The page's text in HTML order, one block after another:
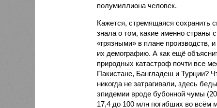
полумиллиона человек.
Кажется, стремящаяся сохранить
знала о том, какие именно страны
«грязными» в плане производств,
их демографию. А как ещё
природных катастроф почти все
Пакистане, Бангладеш и Турции?
никогда не затрагивали, здесь
эпидемии вроде бубонной чумы
17,4 до 100 млн погибших во всём